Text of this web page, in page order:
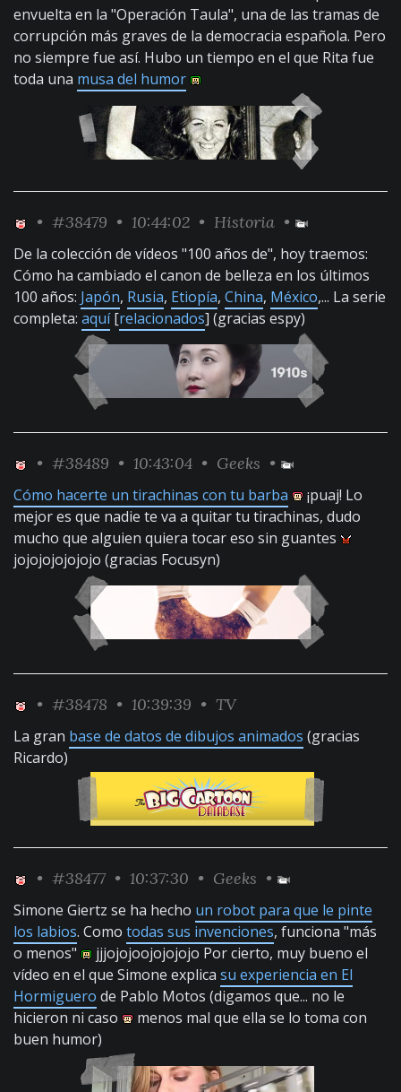
envuelta en la "Operación Taula", una de las tramas de
corrupción más graves de la democracia española. Pero
no siempre fue así. Hubo un tiempo en el que Rita fue
toda una musa del humor
• #38479 • 10:44:02 • Historia •
De la colección de vídeos "100 años de", hoy traemos:
Cómo ha cambiado el canon de belleza en los últimos
100 años: Japón, Rusia, Etiopía, China, México,... La serie
completa: aquí[relacionados] (gracias espy)
• #38489 • 10:43:04 • Geeks •
Cómo hacerte un tirachinas con tu barba
¡puaj! Lo
mejor es que nadie te va a quitar tu tirachinas, dudo
mucho que alguien quiera tocar eso sin guantes
jojojojojojojo (gracias Focusyn)
• #38478 • 10:39:39 • TV
La gran base de datos de dibujos animados (gracias
Ricardo)
• #38477 • 10:37:30 • Geeks •
Simone Giertz se ha hecho un robot para que le pinte
los labios. Como todas sus invenciones, funciona "más
o menos"
jjjojojoojojojojo Por cierto, muy bueno el
vídeo en el que Simone explica su experiencia en El
Hormiguero de Pablo Motos (digamos que... no le
hicieron ni caso
menos mal que ella se lo toma con
buen humor)